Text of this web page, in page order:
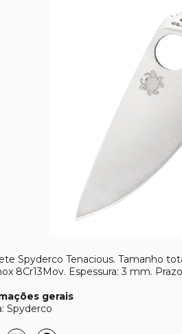
Spyderco Tenacious. Tamanho
8Cr13Mov. Espessura: 3 mm.
gerais
Spyderco